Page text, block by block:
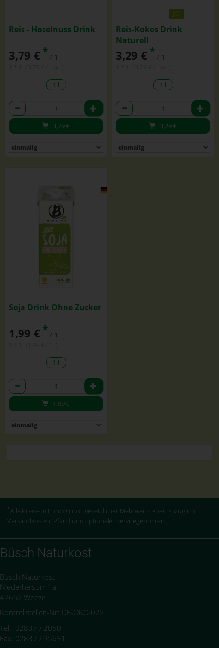
Reis - Haselnuss Drink
3,79 € * / 1 l
1 l
Anzahl
3,79€
Reis-Kokos Drink
Naturell
3,29 € * / 1 l
1 l
Anzahl
3,29€
Soja Drink Ohne Zucker
1,99 € * / 1 l
1 l
Anzahl
1,99€
*Alle Preise in Euro (€) inkl. gesetzlicher Mehrwertsteuer, zuzüglich
Versandkosten, Pfand und optionaler Servicegebühren.
Büsch Naturkost
Büsch Naturkost
Niederhelsum 1a
47652 Weeze
Kontrollstellen-Nr: DE-ÖKO-022
Tel.: 02837 / 2050
Fax: 02837 / 95631